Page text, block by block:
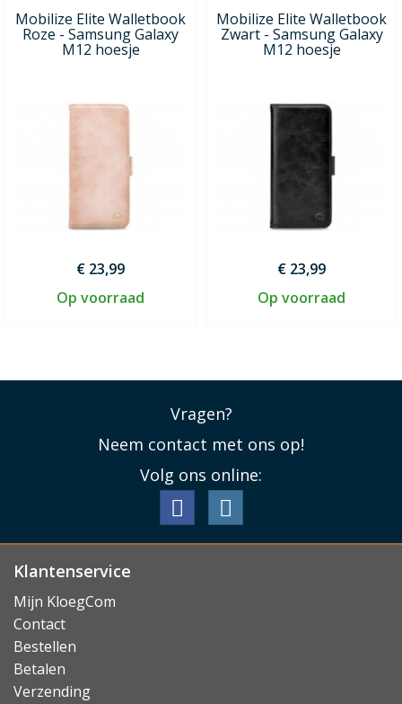
Mobilize Elite Walletbook
Roze - Samsung Galaxy
M12 hoesje
€ 23,99
Op voorraad
Mobilize Elite Walletbook
Zwart - Samsung Galaxy
M12 hoesje
€ 23,99
Op voorraad
Vragen?
Neem contact met ons op!
Volg ons online:
Klantenservice
Mijn KloegCom
Contact
Bestellen
Betalen
Verzending